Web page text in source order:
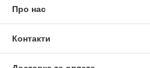
Про нас
Контакти